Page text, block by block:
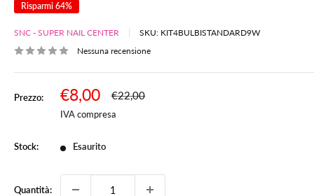
Risparmi 64%
SNC - SUPER NAIL CENTER SKU: KIT4BULBISTANDARD9W
Nessuna recensione
Prezzo:
Prezzo
scontato
€8,00 Prezzo
€22,00
IVA compresa
Stock: Esaurito
Quantità: